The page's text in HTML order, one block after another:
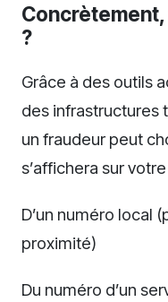
?
Grâce à des outils
des infrastructures
un fraudeur peut
s’affichera sur
D’un numéro local
proximité)
Du numéro d’un